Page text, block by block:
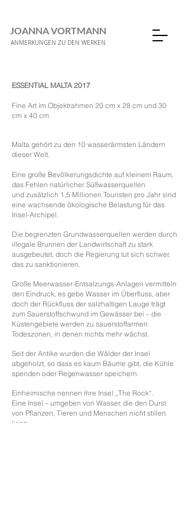
JOANNA VORTMANN
ANMERKUNGEN ZU DEN WERKEN
ESSENTIAL MALTA 2017
Fine Art im Objektrahmen 20 cm x 28 cm und 30
cm x 40 cm
Malta gehört zu den 10 wasserärmsten Ländern
dieser Welt.
Eine große Bevölkerungsdichte auf kleinem Raum,
das Fehlen natürlicher Süßwasserquellen
und zusätzlich 1,5 Millionen Touristen pro Jahr sind
eine wachsende ökologische Belastung für das
Insel-Archipel.
Die begrenzten Grundwasserquellen werden durch
illegale Brunnen der Landwirtschaft zu stark
ausgebeutet, doch die Regierung tut sich schwer,
das zu sanktionieren.
Große Meerwasser-Entsalzungs-Anlagen vermitteln
den Eindruck, es gebe Wasser im Überfluss, aber
doch der Rückfluss der salzhaltigen Lauge trägt
zum Sauerstoffschwund im Gewässer bei – die
Küstengebiete werden zu sauerstoffarmen
Todeszonen, in denen nichts mehr wächst.
Seit der Antike wurden die Wälder der Insel
abgeholzt, so dass es kaum Bäume gibt, die Kühle
spenden oder Regenwasser speichern.
Einheimische nennen ihre Insel „The Rock“.
Eine Insel – umgeben von Wasser, die den Durst
von Pflanzen, Tieren und Menschen nicht stillen
kann.